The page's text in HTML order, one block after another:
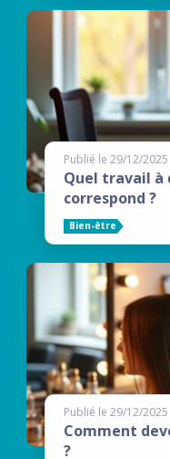
Publié le 29/12/2025
Quel travail à
correspond ?
Bien-être
Publié le 29/12/2025
Comment
?